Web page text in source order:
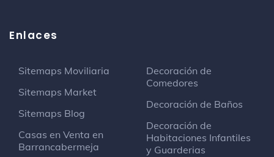
Enlaces
Sitemaps Moviliaria
Sitemaps Market
Sitemaps Blog
Casas en Venta en
Barrancabermeja
Decoración de
Comedores
Decoración de Baños
Decoración de
Habitaciones Infantiles
y Guarderias